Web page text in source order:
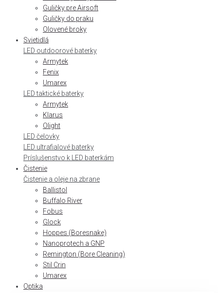
Guličky pre Airsoft
Guličky do praku
Olovené broky
Svietidlá
LED outdoorové baterky
Armytek
Fenix
Umarex
LED taktické baterky
Armytek
Klarus
Olight
LED čelovky
LED ultrafialové baterky
Príslušenstvo k LED baterkám
Čistenie
Čistenie a oleje na zbrane
Ballistol
Buffalo River
Fobus
Glock
Hoppes (Boresnake)
Nanoprotech a GNP
Remington (Bore Cleaning)
Stil Crin
Umarex
Optika